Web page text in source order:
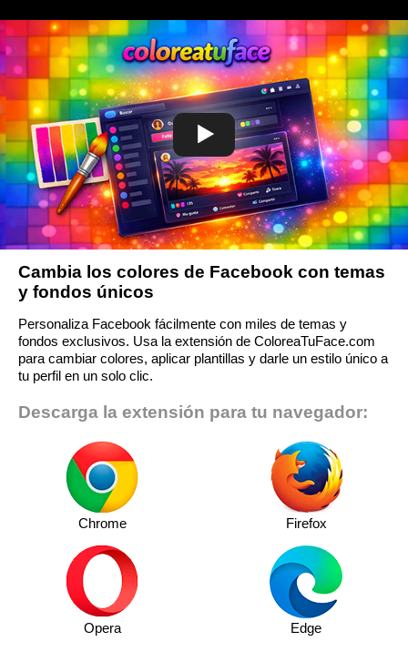
Cambia los colores de Facebook con temas
y fondos únicos
Personaliza Facebook fácilmente con miles de temas y
fondos exclusivos. Usa la extensión de ColoreaTuFace.com
para cambiar colores, aplicar plantillas y darle un estilo único a
tu perfil en un solo clic.
Descarga la extensión para tu navegador:
Chrome Firefox
Opera Edge